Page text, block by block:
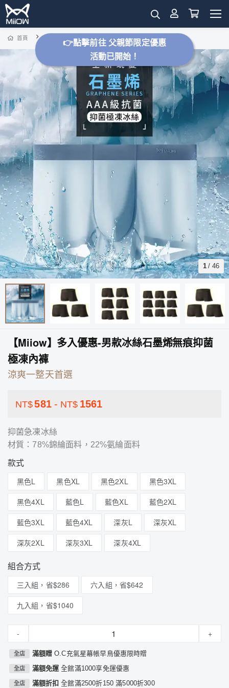
首頁 【Miiow】多入優惠-男款冰絲石墨烯無痕抑菌極凍內褲
1 / 46
【Miiow】多入優惠-男款冰絲石墨烯無痕抑菌
極凍內褲
涼爽一整天首選
NT$581 - NT$ 1561
抑菌急凍冰絲
材質：78%錦綸面料，22%氨綸面料
款式
黑色L 黑色XL 黑色2XL
黑色3XL
黑色4XL
藍色L 藍色XL
藍色2XL
藍色3XL
藍色4XL 深灰L
深灰XL
深灰2XL
深灰3XL 深灰4XL
組合方式
三入組，省$286
六入組，省$642
九入組，省$1040
- +
全店 滿額贈O.C充氣星幕帳早鳥優惠限時贈
全店 滿額免運全館滿1000享免運優惠
全店 滿額折扣全館滿2500折150 滿5000折300
👉點擊前往 父親節限定優惠
活動已開始！